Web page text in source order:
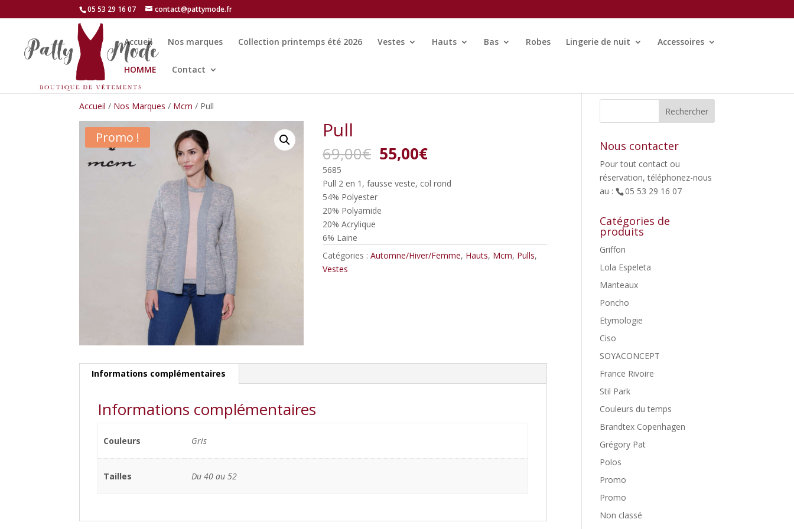
05 53 29 16 07 contact@pattymode.fr
Accueil Nos marques Collection printemps été 2026 Vestes Hauts Bas Robes Lingerie de nuit Accessoires
HOMME Contact
Accueil / Nos Marques / Mcm / Pull
Promo ! Pull
69,00€ Le
prix
initial
était :
69,00€.
55,00€Le
actuel
est :
5685
Pull 2 en 1, fausse veste, col rond
54% Polyester
20% Polyamide
20% Acrylique
6% Laine
Catégories :Automne/Hiver/Femme, Hauts, Mcm, Pulls,
Vestes
Informations complémentaires
Informations complémentaires
Couleurs Gris
Tailles Du 40 au 52
Nous contacter
Pour tout contact ou
réservation, téléphonez-nous
au :
05 53 29 16 07
Catégories de
produits
Griffon
Lola Espeleta
Manteaux
Poncho
Etymologie
Ciso
SOYACONCEPT
France Rivoire
Stil Park
Couleurs du temps
Brandtex Copenhagen
Grégory Pat
Polos
Promo
Promo
Non classé